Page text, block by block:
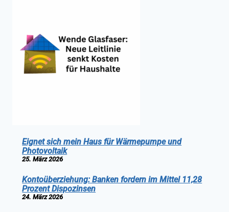
Eignet sich mein Haus für Wärmepumpe und
Photovoltaik
25. März 2026
Kontoüberziehung: Banken fordern im Mittel 11,28
Prozent Dispozinsen
24. März 2026